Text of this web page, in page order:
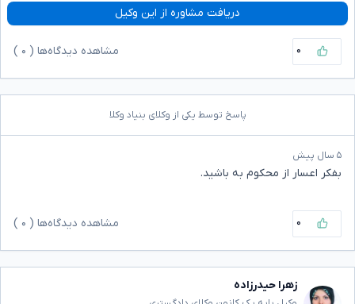
دریافت مشاوره از این وکیل
۰ مشاهده دیدگاه‌ها ( ۰
پاسخ توسط یکی از وکلای بنیاد وکلا
۵ سال پیش
بفکر اعسار از محکوم به باشید.
۰ مشاهده دیدگاه‌ها ( ۰
زهرا حیدرزاده